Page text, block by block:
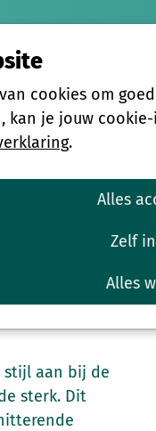
cookies om
kan je jouw
.
Alles
Zelf
Alles
+ wandeling Zavel
stijl aan bij de
sterk. Dit